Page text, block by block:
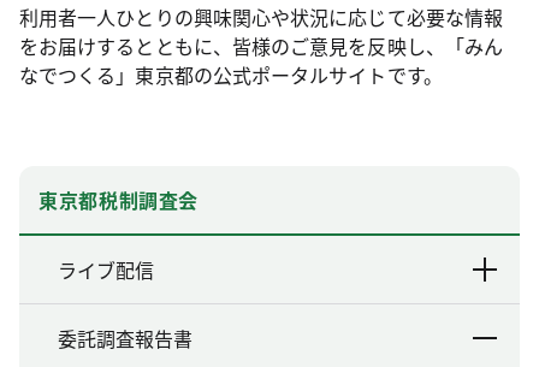
利用者一人ひとりの興味関心や状況に応じて必要な情報
をお届けするとともに、皆様のご意見を反映し、「みん
なでつくる」東京都の公式ポータルサイトです。
東京都税制調査会
ライブ配信
委託調査報告書